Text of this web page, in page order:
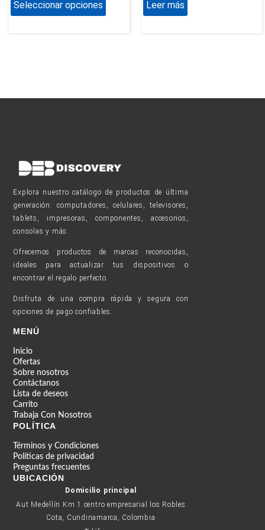
Seleccionar opciones Leer más
Explora nuestro catálogo de productos de última
generación: computadores, celulares, televisores,
tablets, impresoras, componentes, accesorios,
consolas y más.
Ofrecemos productos de marcas reconocidas,
ideales para actualizar tus dispositivos o
encontrar el regalo perfecto.
Disfruta de una compra rápida y segura con
opciones de pago confiables.
MENÚ
Inicio
Ofertas
Sobre nosotros
Contáctanos
Lista de deseos
Carrito
Trabaja Con Nosotros
POLÍTICA
Términos y Condiciones
Políticas de privacidad
Preguntas frecuentes
UBICACIÓN
Domicilio principal
Aut Medellín Km 1 centro empresarial los Robles
Cota, Cundinamarca, Colombia